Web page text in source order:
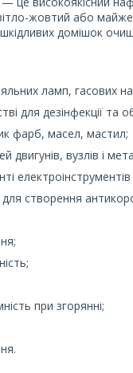
жовтий або
шкідливих домішок
ламп, гасових
для дезінфекції та
фарб, масел, мастил;
двигунів, вузлів і
електроінструментів
створення
при згорянні;